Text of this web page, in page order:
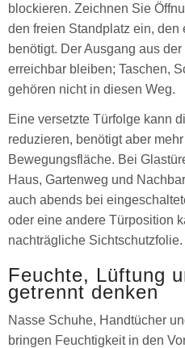
blockieren. Zeichnen Sie
den freien Standplatz ein, den
benötigt. Der Ausgang aus
erreichbar bleiben; Taschen,
gehören nicht in diesen Weg.
Eine versetzte Türfolge kann
reduzieren, benötigt aber
Bewegungsfläche. Bei
Haus, Gartenweg und
auch abends bei
oder eine andere Türposition
nachträgliche Sichtschutzfolie.
Feuchte, Lüftung
getrennt denken
Nasse Schuhe, Handtücher
bringen Feuchtigkeit in den